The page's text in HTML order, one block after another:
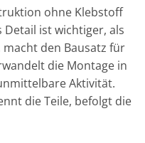
ohne Klebstoff
Detail ist wichtiger, als
macht den Bausatz für
die Montage in
Aktivität.
die Teile, befolgt die